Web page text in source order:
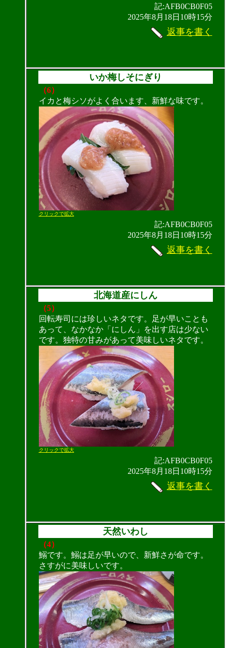
記:AFB0CB0F05
2025年8月18日10時15分
返事を書く
いか梅しそにぎり
（6）
イカと梅シソがよく合います、新鮮な味です。
クリックで拡大
記:AFB0CB0F05
2025年8月18日10時15分
返事を書く
北海道産にしん
（5）
回転寿司には珍しいネタです。足が早いことも
あって、なかなか「にしん」を出す店は少ない
です。独特の甘みがあって美味しいネタです。
クリックで拡大
記:AFB0CB0F05
2025年8月18日10時15分
返事を書く
天然いわし
（4）
鰯です。鰯は足が早いので、新鮮さが命です。
さすがに美味しいです。